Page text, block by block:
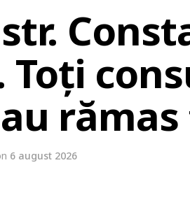
Toți
6 august 2026